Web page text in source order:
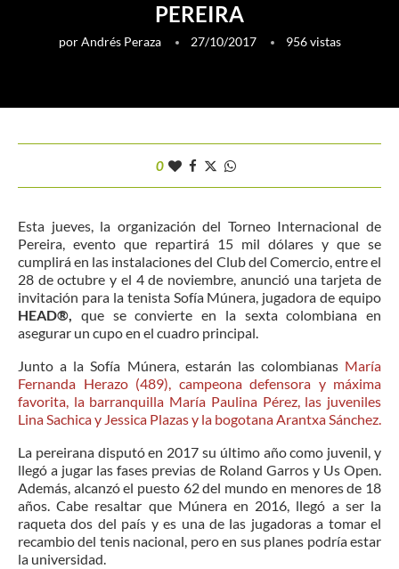
PEREIRA
porAndrés Peraza 27/10/2017 956vistas
0
Esta jueves, la organización del Torneo Internacional de
Pereira, evento que repartirá 15 mil dólares y que se
cumplirá en las instalaciones del Club del Comercio, entre el
28 de octubre y el 4 de noviembre, anunció una tarjeta de
invitación para la tenista Sofía Múnera, jugadora de equipo
HEAD®, que se convierte en la sexta colombiana en
asegurar un cupo en el cuadro principal.
Junto a la Sofía Múnera, estarán las colombianas María
Fernanda Herazo (489), campeona defensora y máxima
favorita, la barranquilla María Paulina Pérez, las juveniles
Lina Sachica y Jessica Plazas y la bogotana Arantxa Sánchez.
La pereirana disputó en 2017 su último año como juvenil, y
llegó a jugar las fases previas de Roland Garros y Us Open.
Además, alcanzó el puesto 62 del mundo en menores de 18
años. Cabe resaltar que Múnera en 2016, llegó a ser la
raqueta dos del país y es una de las jugadoras a tomar el
recambio del tenis nacional, pero en sus planes podría estar
la universidad.